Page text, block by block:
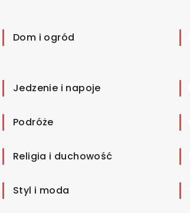
Dom i ogród
Jedzenie i napoje
Podróże
Religia i duchowość
Styl i moda